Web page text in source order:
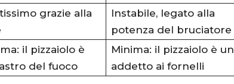
grazie alla
Instabile, legato alla
potenza del bruciatore
il pizzaiolo è
del fuoco
Minima: il pizzaiolo è un
addetto ai fornelli